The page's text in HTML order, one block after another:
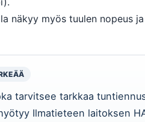
näkyy myös tuulen nopeus
tarvitsee tarkkaa
Ilmatieteen laitoksen